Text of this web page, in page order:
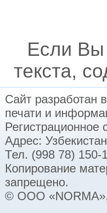
Если Вы
текста,
Сайт разработан
печати и
Адрес:
Тел. (998 78) 150-
Копирование
запрещено.
© ООО